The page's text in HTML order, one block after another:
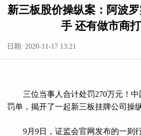
新三板股价操纵案：阿波
手 还有做市商
日期: 2020-11-17 13:21
三位当事人合计处罚270万元！中
罚单，揭开了一起新三板挂牌公司操
9月9日，证监会官网发布的一则行